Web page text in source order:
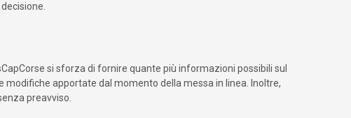
si sforza di fornire quante più informazioni possibili sul
apportate dal momento della messa in linea. Inoltre,
preavviso.